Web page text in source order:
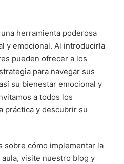
herramienta poderosa
y emocional. Al introducirla
pueden ofrecer a los
para navegar sus
su bienestar emocional y
a todos los
práctica y descubrir su
sobre cómo implementar la
visite nuestro blog y